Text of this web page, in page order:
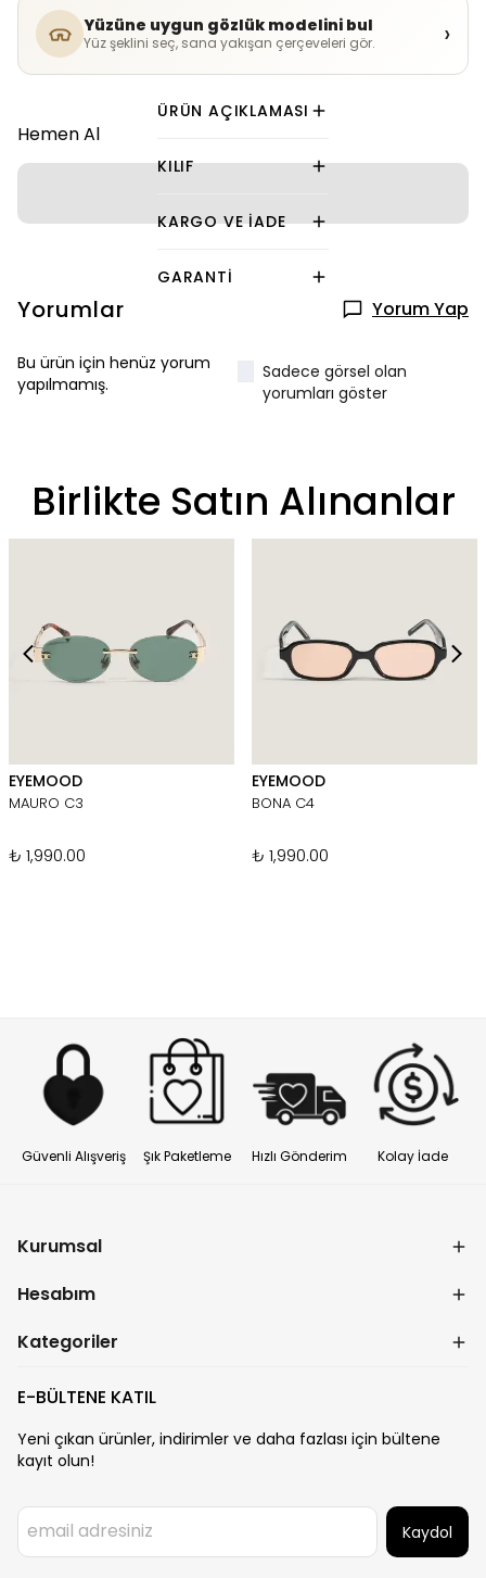
Yüzüne uygun gözlük modelini bul
Yüz şeklini seç, sana yakışan çerçeveleri gör. ›
Hemen Al
ÜRÜN AÇIKLAMASI
KILIF
KARGO VE İADE
GARANTI
Yorumlar Yorum Yap
Bu ürün için henüz yorum
yapılmamış.
Sadece görsel olan
yorumları göster
Birlikte Satın Alınanlar
EYEMOOD
MAURO C3
₺ 1,990.00
EYEMOOD
BONA C4
₺ 1,990.00
Güvenli Alışveriş Şık Paketleme Hızlı Gönderim Kolay İade
Kurumsal
Hesabım
Kategoriler
E-BÜLTENE KATIL
Yeni çıkan ürünler, indirimler ve daha fazlası için bültene
kayıt olun!
Kaydol